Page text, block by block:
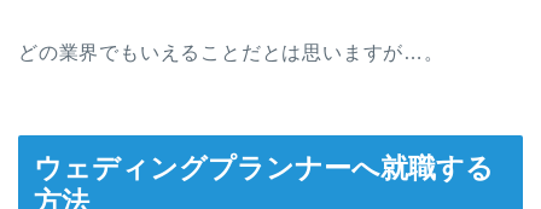
どの業界でもいえることだとは思いますが…。
ウェディングプランナーへ就職する
方法